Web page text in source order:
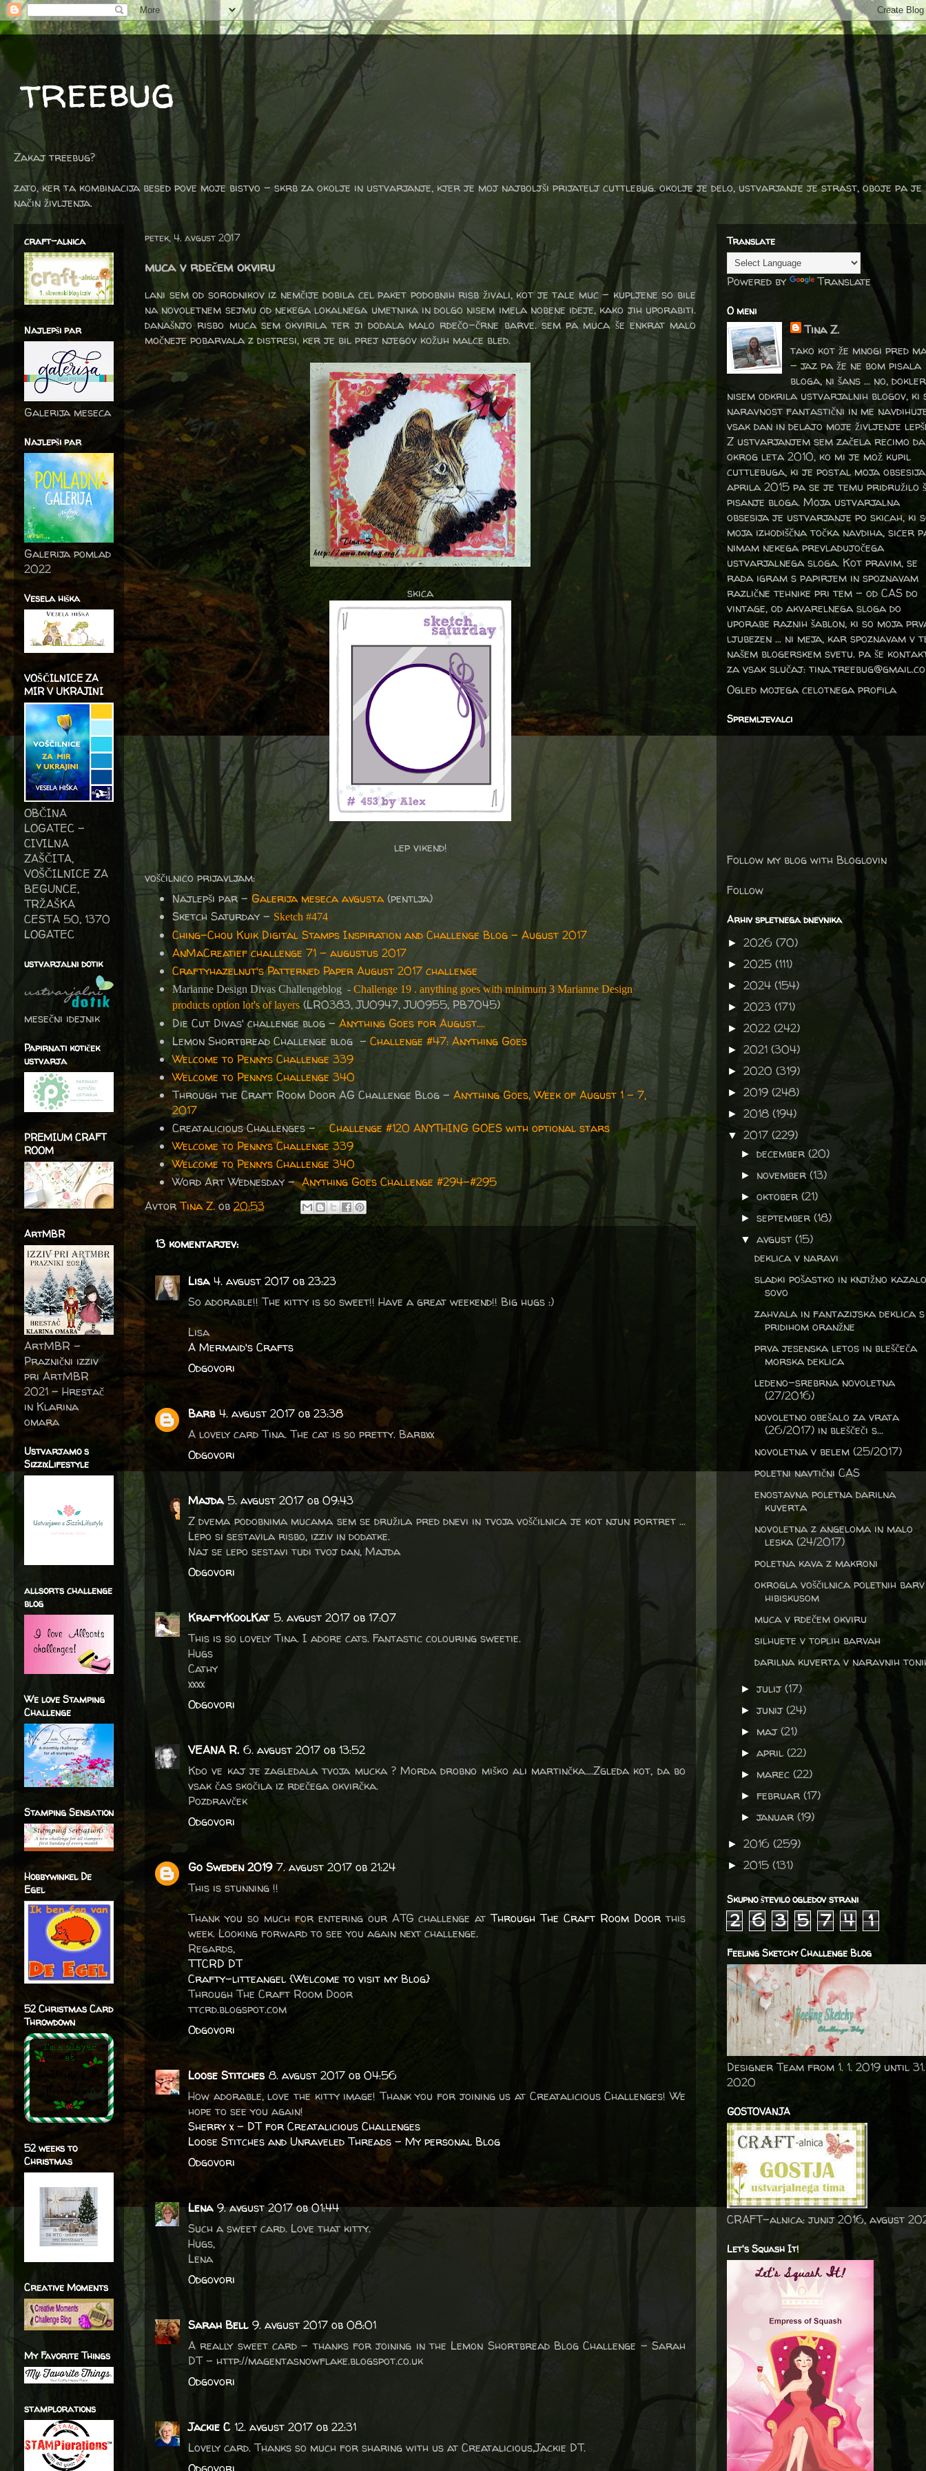
treebug
Zakaj treebug?
zato, ker ta kombinacija besed pove moje bistvo - skrb za okolje in ustvarjanje, kjer je moj najboljši prijatelj cuttlebug. okolje je delo, ustvarjanje je strast, oboje pa je
način življenja.
petek, 4. avgust 2017
muca v rdečem okviru
lani sem od sorodnikov iz nemčije dobila cel paket podobnih risb živali, kot je tale muc - kupljene so bile
na novoletnem sejmu od nekega lokalnega umetnika in dolgo nisem imela nobene ideje, kako jih uporabiti.
današnjo risbo muca sem okvirila ter ji dodala malo rdečo-črne barve. sem pa muca še enkrat malo
močneje pobarvala z distresi, ker je bil prej njegov kožuh malce bled.
skica
lep vikend!
voščilnico prijavljam:
Najlepši par - Galerija meseca avgusta (pentlja)
Sketch Saturday - Sketch #474
Ching-Chou Kuik Digital Stamps Inspiration and Challenge Blog - August 2017
AnMaCreatief challenge 71 - augustus 2017
Craftyhazelnut's Patterned Paper August 2017 challenge
Marianne Design Divas Challengeblog - Challenge 19 . anything goes with minimum 3 Marianne Design
products option lot's of layers (LR0383, JU0947, JU0955, PB7045)
Die Cut Divas' challenge blog - Anything Goes for August....
Lemon Shortbread Challenge blog - Challenge #47: Anything Goes
Welcome to Pennys Challenge 339
Welcome to Pennys Challenge 340
Through the Craft Room Door AG Challenge Blog - Anything Goes, Week of August 1 - 7,
2017
Creatalicious Challenges -Challenge #120 ANYTHING GOES with optional stars
Welcome to Pennys Challenge 339
Welcome to Pennys Challenge 340
Word Art Wednesday -Anything Goes Challenge #294-#295
AvtorTina Z. ob 20:53
13 komentarjev:
Lisa 4. avgust 2017 ob 23:23
So adorable!! The kitty is so sweet!! Have a great weekend!! Big hugs :)
Lisa
A Mermaid's Crafts
Odgovori
Barb 4. avgust 2017 ob 23:38
A lovely card Tina. The cat is so pretty. Barbxx
Odgovori
Majda 5. avgust 2017 ob 09:43
Z dvema podobnima mucama sem se družila pred dnevi in tvoja voščilnica je kot njun portret ...
Lepo si sestavila risbo, izziv in dodatke.
Naj se lepo sestavi tudi tvoj dan, Majda
Odgovori
KraftyKoolKat 5. avgust 2017 ob 17:07
This is so lovely Tina. I adore cats. Fantastic colouring sweetie.
Hugs
Cathy
xxxx
Odgovori
VEANA R. 6. avgust 2017 ob 13:52
Kdo ve kaj je zagledala tvoja mucka ? Morda drobno miško ali martinčka....Zgleda kot, da bo
vsak čas skočila iz rdečega okvirčka.
Pozdravček
Odgovori
Go Sweden 2019 7. avgust 2017 ob 21:24
This is stunning !!
Thank you so much for entering our ATG challenge atThrough The Craft Room Door this
week. Looking forward to see you again next challenge.
Regards,
TTCRD DT
Crafty-litteangel {Welcome to visit my Blog}
Through The Craft Room Door
ttcrd.blogspot.com
Odgovori
Loose Stitches 8. avgust 2017 ob 04:56
How adorable, love the kitty image! Thank you for joining us at Creatalicious Challenges! We
hope to see you again!
Sherry x - DT for Creatalicious Challenges
Loose Stitches and Unraveled Threads – My personal Blog
Odgovori
Lena 9. avgust 2017 ob 01:44
Such a sweet card. Love that kitty.
Hugs,
Lena
Odgovori
Sarah Bell 9. avgust 2017 ob 08:01
A really sweet card – thanks for joining in the Lemon Shortbread Blog Challenge – Sarah
DT – http://magentasnowflake.blogspot.co.uk
Odgovori
Jackie C 12. avgust 2017 ob 22:31
Lovely card. Thanks so much for sharing with us at Creatalicious,Jackie DT.
craft-alnica
Najlepši par
Galerija meseca
Najlepši par
Galerija pomlad
2022
Vesela hiška
VOŠČILNICE ZA
MIR V UKRAJINI
OBČINA
LOGATEC -
CIVILNA
ZAŠČITA,
VOŠČILNICE ZA
BEGUNCE,
TRŽAŠKA
CESTA 50, 1370
LOGATEC
ustvarjalni dotik
mesečni idejnik
Papirnati kotiček
ustvarja
PREMIUM CRAFT
ROOM
ArtMBR
ArtMBR -
Praznični izziv
pri ArtMBR
2021 – Hrestač
in Klarina
omara
Ustvarjamo s
SizzixLifestyle
allsorts challenge
blog
We love Stamping
Challenge
Stamping Sensation
Hobbywinkel De
Egel
52 Christmas Card
Throwdown
52 weeks to
Christmas
Creative Moments
My Favorite Things
stamplorations
Translate
Powered by Translate
O meni
Tina Z.
tako kot že mnogi pred
- jaz pa že ne bom pisala
bloga, ni šans ... no, dokler
nisem odkrila ustvarjalnih blogov, ki
naravnost fantastični in me
vsak dan in delajo moje življenje
Z ustvarjanjem sem začela recimo da
okrog leta 2010, ko mi je mož kupil
cuttlebuga, ki je postal moja
aprila 2015 pa se je temu pridružilo
pisanje bloga. Moja ustvarjalna
obsesija je ustvarjanje po skicah, ki
moja izhodiščna točka navdiha, sicer
nimam nekega prevladujočega
ustvarjalnega sloga. Kot pravim, se
rada igram s papirjem in spoznavam
različne tehnike pri tem – od CAS do
vintage, od akvarelnega sloga do
uporabe raznih šablon, ki so moja
ljubezen … ni meja, kar spoznavam v
našem blogerskem svetu. pa še
za vsak slučaj:
Ogled mojega celotnega profila
Spremljevalci
Follow my blog with Bloglovin
Follow
Arhiv spletnega dnevnika
► 2026 (70)
► 2025 (111)
► 2024 (154)
► 2023 (171)
► 2022 (242)
► 2021 (304)
► 2020 (319)
► 2019 (248)
► 2018 (194)
▼ 2017 (229)
►december(20)
► november(13)
►oktober(21)
►september(18)
▼avgust(15)
deklica v naravi
sladki pošastko in knjižno
sovo
zahvala in fantazijska deklica s
pridihom oranžne
prva jesenska letos in bleščeča
morska deklica
ledeno-srebrna novoletna
(27/2016)
novoletno obešalo za vrata
(26/2017) in bleščeči s...
novoletna v belem (25/2017)
poletni navtični CAS
enostavna poletna darilna
kuverta
novoletna z angeloma in malo
leska (24/2017)
poletna kava z makroni
okrogla voščilnica poletnih
hibiskusom
muca v rdečem okviru
silhuete v toplih barvah
darilna kuverta v naravnih
►julij(17)
►junij(24)
► maj(21)
►april(22)
► marec(22)
►februar(17)
►januar(19)
► 2016 (259)
► 2015 (131)
Skupno število ogledov strani
2 6 3 5 7 4 1
Feeling Sketchy Challenge Blog
Designer Team from 1. 1. 2019 until
2020
GOSTOVANJA
CRAFT-alnica: junij 2016, avgust
Let's Squash It!